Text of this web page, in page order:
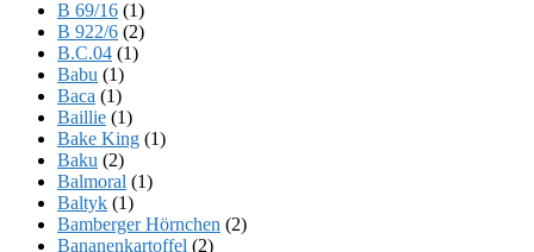
B 69/16 (1)
B 922/6 (2)
B.C.04 (1)
Babu (1)
Baca (1)
Baillie (1)
Bake King (1)
Baku (2)
Balmoral (1)
Baltyk (1)
Bamberger Hörnchen (2)
Bananenkartoffel (2)